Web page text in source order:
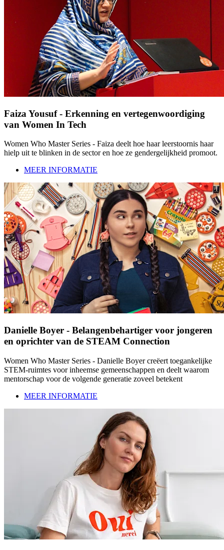
Faiza Yousuf - Erkenning en vertegenwoordiging
van Women In Tech
Women Who Master Series - Faiza deelt hoe haar leerstoornis haar
hielp uit te blinken in de sector en hoe ze gendergelijkheid promoot.
MEER INFORMATIE
Danielle Boyer - Belangenbehartiger voor jongeren
en oprichter van de STEAM Connection
Women Who Master Series - Danielle Boyer creëert toegankelijke
STEM-ruimtes voor inheemse gemeenschappen en deelt waarom
mentorschap voor de volgende generatie zoveel betekent
MEER INFORMATIE